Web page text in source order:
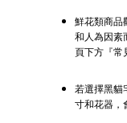
鮮花類商品
和人為因素
頁下方『常
若選擇黑貓
寸和花器，